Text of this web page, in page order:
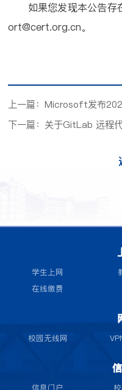
如果您发现本公告存
ort@cert.org.cn。
上一篇：Microsoft发布
下一篇：关于GitLab 远程
学生上网
在线缴费
校园无线网